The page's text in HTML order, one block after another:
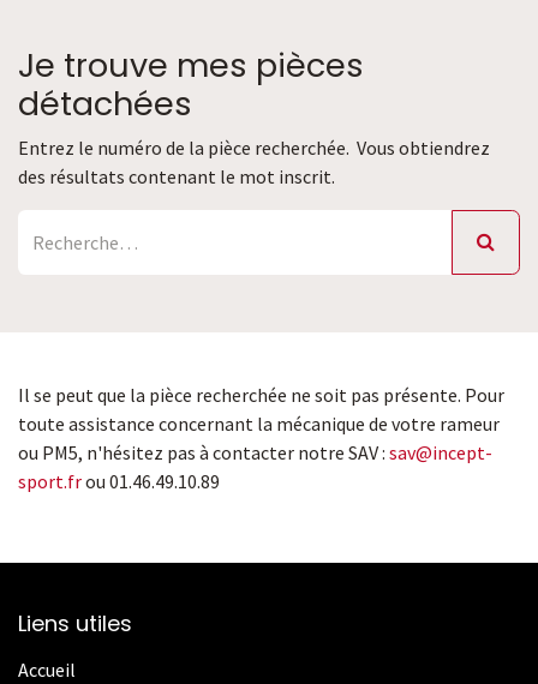
Je trouve mes pièces
détachées
Entrez le numéro de la pièce recherchée. Vous obtiendrez
des résultats contenant le mot inscrit.
Il se peut que la pièce recherchée ne soit pas présente. Pour
toute assistance concernant la mécanique de votre rameur
ou PM5, n'hésitez pas à contacter notre SAV : sav@incept-
sport.frou 01.46.49.10.89
Liens utiles
Accueil